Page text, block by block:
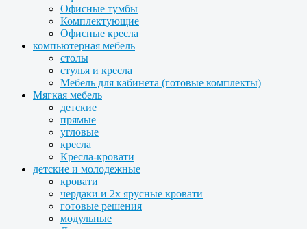
Офисные тумбы
Комплектующие
Офисные кресла
компьютерная мебель
столы
стулья и кресла
Мебель для кабинета (готовые комплекты)
Мягкая мебель
детские
прямые
угловые
кресла
Кресла-кровати
детские и молодежные
кровати
чердаки и 2х ярусные кровати
готовые решения
модульные